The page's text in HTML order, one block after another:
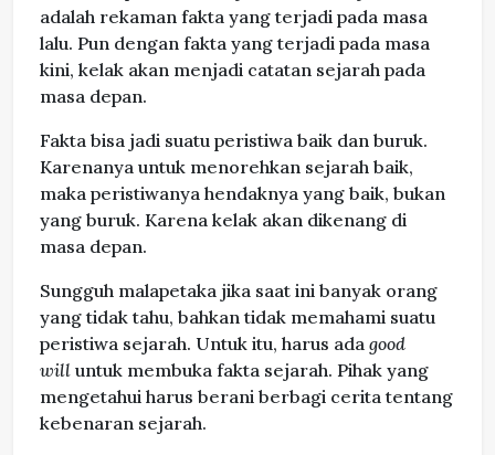
adalah rekaman fakta yang terjadi pada masa
lalu. Pun dengan fakta yang terjadi pada masa
kini, kelak akan menjadi catatan sejarah pada
masa depan.
Fakta bisa jadi suatu peristiwa baik dan buruk.
Karenanya untuk menorehkan sejarah baik,
maka peristiwanya hendaknya yang baik, bukan
yang buruk. Karena kelak akan dikenang di
masa depan.
Sungguh malapetaka jika saat ini banyak orang
yang tidak tahu, bahkan tidak memahami suatu
peristiwa sejarah. Untuk itu, harus ada good
will untuk membuka fakta sejarah. Pihak yang
mengetahui harus berani berbagi cerita tentang
kebenaran sejarah.